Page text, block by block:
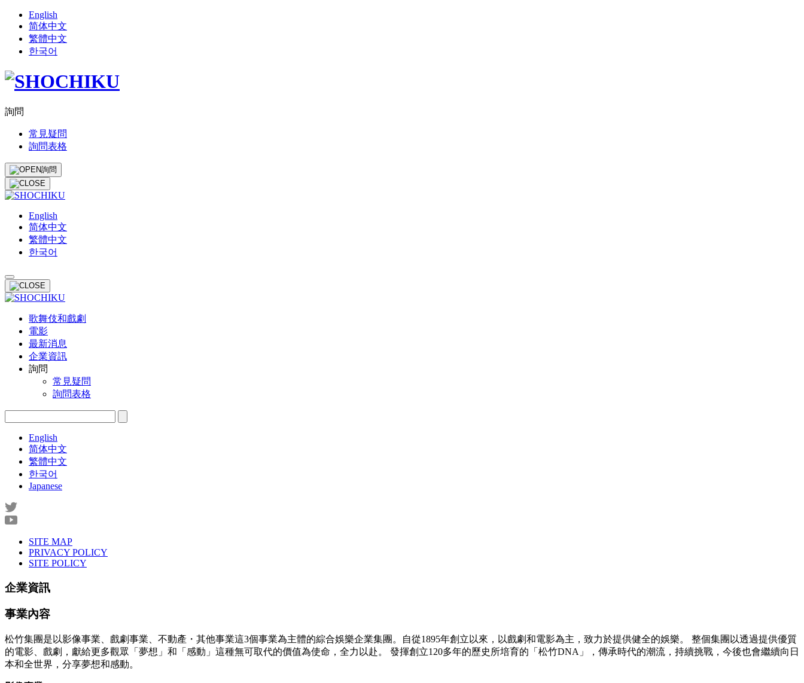
English
简体中文
繁體中文
한국어
詢問
常見疑問
詢問表格
詢問
English
简体中文
繁體中文
한국어
歌舞伎和戲劇
電影
最新消息
企業資訊
詢問
常見疑問
詢問表格
English
简体中文
繁體中文
한국어
Japanese
SITE MAP
PRIVACY POLICY
SITE POLICY
企業資訊
事業內容
松竹集團是以影像事業、戲劇事業、不動產・其他事業這3個事業為主體的綜合娛樂企業集團。自從1895年創立以來，以戲劇和電影為主，致力於提供健全的娛樂。 整個集團以透過提供優質
的電影、戲劇，獻給更多觀眾「夢想」和「感動」這種無可取代的價值為使命，全力以赴。 發揮創立120多年的歷史所培育的「松竹DNA」，傳承時代的潮流，持續挑戰，今後也會繼續向日
本和全世界，分享夢想和感動。